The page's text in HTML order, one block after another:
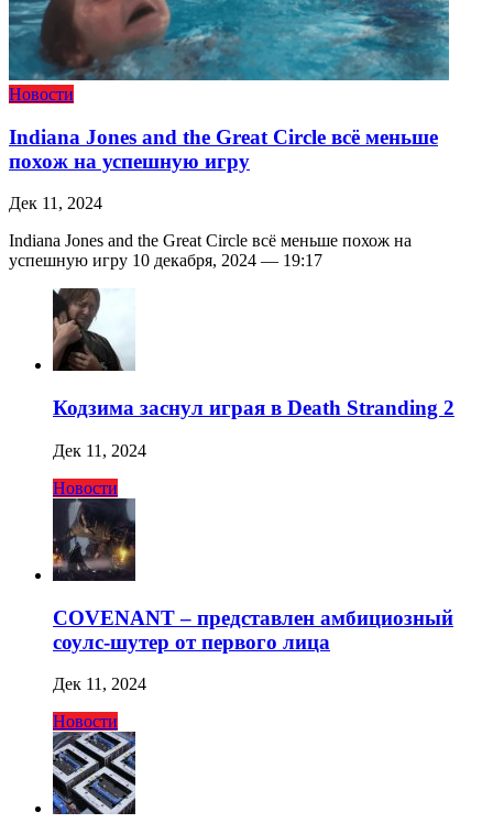
Новости
Indiana Jones and the Great Circle всё меньше
похож на успешную игру
Дек 11, 2024
Indiana Jones and the Great Circle всё меньше похож на
успешную игру 10 декабря, 2024 — 19:17
Кодзима заснул играя в Death Stranding 2
Дек 11, 2024
Новости
COVENANT – представлен амбициозный
соулс-шутер от первого лица
Дек 11, 2024
Новости